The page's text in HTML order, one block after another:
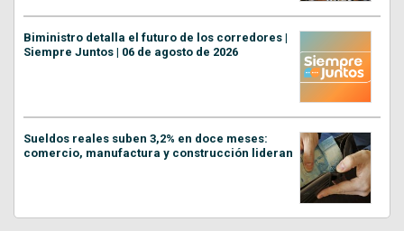
Biministro detalla el futuro de los corredores |
Siempre Juntos | 06 de agosto de 2026
Sueldos reales suben 3,2% en doce meses:
comercio, manufactura y construcción lideran